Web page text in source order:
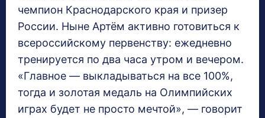
чемпион Краснодарского края и призер
России. Ныне Артём активно готовиться к
всероссийскому первенству: ежедневно
тренируется по два часа утром и вечером.
«Главное — выкладываться на все 100%,
тогда и золотая медаль на Олимпийских
играх будет не просто мечтой», — говорит